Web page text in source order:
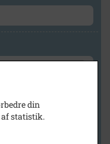
din
statistik.